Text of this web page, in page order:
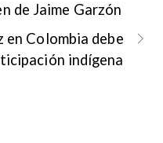
de Jaime Garzón
en Colombia debe
indígena